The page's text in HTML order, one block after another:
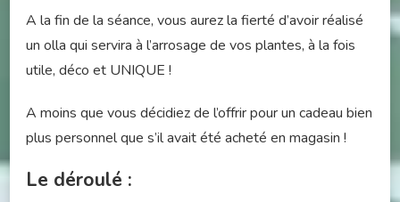
A la fin de la séance, vous aurez la fierté d’avoir réalisé
un olla qui servira à l’arrosage de vos plantes, à la fois
utile, déco et UNIQUE !
A moins que vous décidiez de l’offrir pour un cadeau bien
plus personnel que s’il avait été acheté en magasin !
Le déroulé :